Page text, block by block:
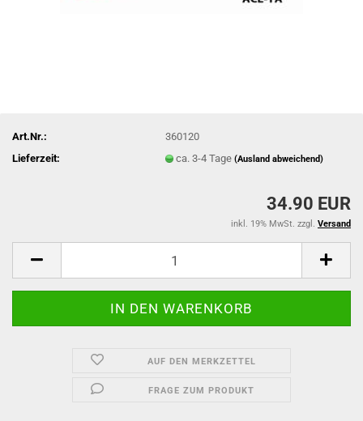
Art.Nr.:
360120
Lieferzeit:
ca. 3-4 Tage(Ausland abweichend)
34.90 EUR
inkl. 19% MwSt. zzgl. Versand
AUF DEN MERKZETTEL
FRAGE ZUM PRODUKT